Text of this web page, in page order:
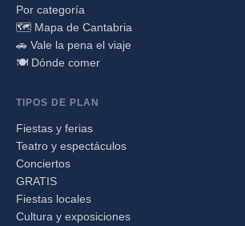
Por categoría
🗺️ Mapa de Cantabria
🚗 Vale la pena el viaje
🍽️ Dónde comer
TIPOS DE PLAN
Fiestas y ferias
Teatro y espectáculos
Conciertos
GRATIS
Fiestas locales
Cultura y exposiciones